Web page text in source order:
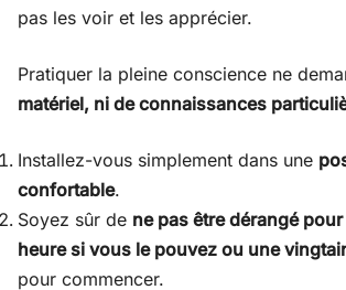
pas les voir et les apprécier.
Pratiquer la pleine conscience ne
matériel, ni de connaissances
Installez-vous simplement dans une
confortable.
Soyez sûr de ne pas être dérangé
heure si vous le pouvez ou une
pour commencer.